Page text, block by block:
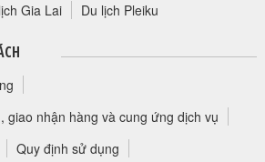
Gia Lai Du lịch Pleiku
giao nhận hàng và cung ứng dịch vụ
Quy định sử dụng